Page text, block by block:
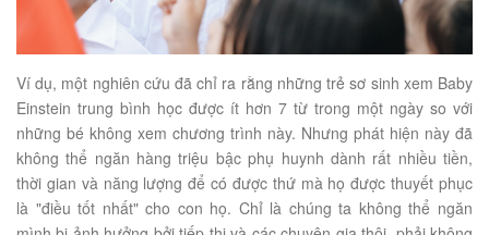
Ví dụ, một nghiên cứu đã chỉ ra rằng những trẻ sơ sinh xem Baby
Einstein trung bình học được ít hơn 7 từ trong một ngày so với
những bé không xem chương trình này. Nhưng phát hiện này đã
không thể ngăn hàng triệu bậc phụ huynh dành rất nhiều tiền,
thời gian và năng lượng để có được thứ mà họ được thuyết phục
là "điều tốt nhất" cho con họ. Chỉ là chúng ta không thể ngăn